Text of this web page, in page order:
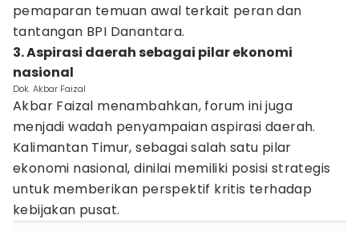
pemaparan temuan awal terkait peran dan
tantangan BPI Danantara.
3. Aspirasi daerah sebagai pilar ekonomi
nasional
Dok. Akbar Faizal
Akbar Faizal menambahkan, forum ini juga
menjadi wadah penyampaian aspirasi daerah.
Kalimantan Timur, sebagai salah satu pilar
ekonomi nasional, dinilai memiliki posisi strategis
untuk memberikan perspektif kritis terhadap
kebijakan pusat.